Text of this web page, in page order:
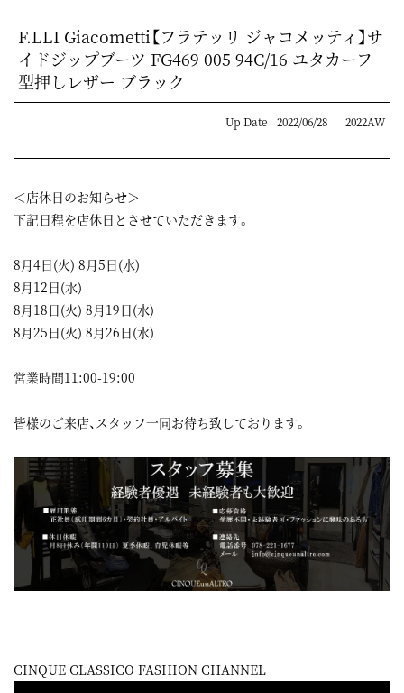
F.LLI Giacometti【フラテッリ ジャコメッティ】サ
イドジップブーツ FG469 005 94C/16 ユタカーフ
型押しレザー ブラック
Up Date 2022/06/28 2022AW
＜店休日のお知らせ＞
下記日程を店休日とさせていただきます。
8月4日(火) 8月5日(水)
8月12日(水)
8月18日(火) 8月19日(水)
8月25日(火) 8月26日(水)
営業時間11:00-19:00
皆様のご来店、スタッフ一同お待ち致しております。
CINQUE CLASSICO FASHION CHANNEL